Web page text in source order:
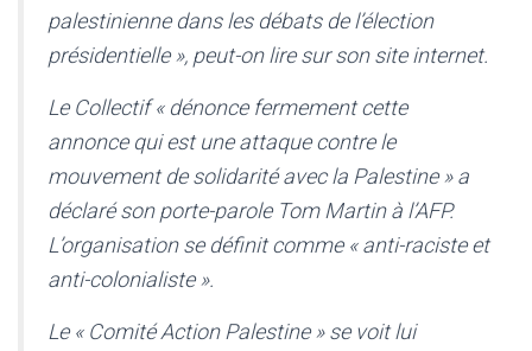
palestinienne dans les débats de l’élection
présidentielle », peut-on lire sur son site internet.
Le Collectif « dénonce fermement cette
annonce qui est une attaque contre le
mouvement de solidarité avec la Palestine » a
déclaré son porte-parole Tom Martin à l’AFP.
L’organisation se définit comme « anti-raciste et
anti-colonialiste ».
Le « Comité Action Palestine » se voit lui